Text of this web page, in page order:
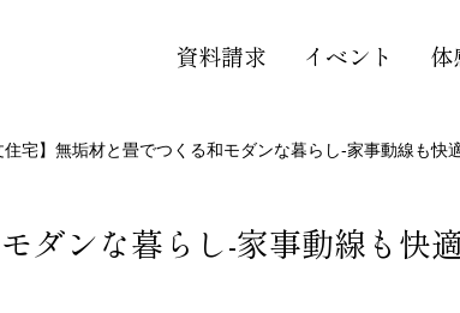
資料請求 イベント 体
住宅】無垢材と畳でつくる和モダンな暮らし-家事動線も快
ダンな暮らし-家事動線も快